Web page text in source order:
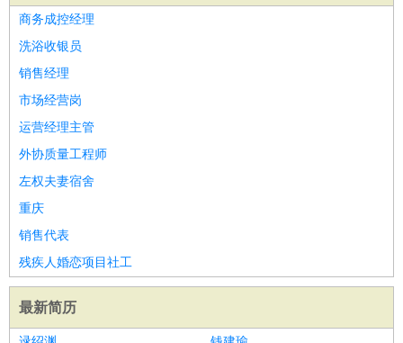
商务成控经理
洗浴收银员
销售经理
市场经营岗
运营经理主管
外协质量工程师
左权夫妻宿舍
重庆
销售代表
残疾人婚恋项目社工
最新简历